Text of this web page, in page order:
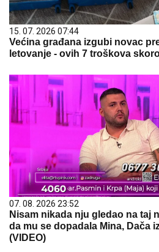
15. 07. 2026 07:44
Većina građana izgubi novac
letovanje - ovih 7 troškova
07. 08. 2026 23:52
Nisam nikada nju gledao na taj
da mu se dopadala Mina, Dača
(VIDEO)